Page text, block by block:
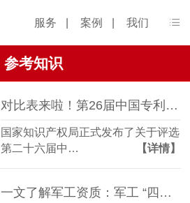
服务 案例 我们
参考知识
对比表来啦！第26届中国专利奖申报通知新变化
国家知识产权局正式发布了关于评选
第二十六届中…
【详情】
一文了解军工资质：军工 “四证” 申报条件及流程